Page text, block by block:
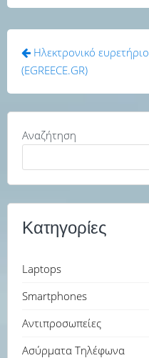
Πλοήγηση
άρθρων
Ηλεκτρονικό ευρετήριο
(EGREECE.GR)
Αναζήτηση
Κατηγορίες
Laptops
Smartphones
Αντιπροσωπείες
Ασύρματα Τηλέφωνα